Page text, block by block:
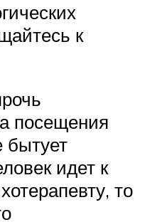
к
посещения
бытует
идет к
то